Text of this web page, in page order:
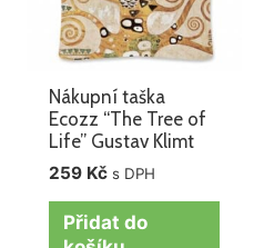
Nákupní taška
Ecozz “The Tree of
Life” Gustav Klimt
259 Kč s DPH
Přidat do